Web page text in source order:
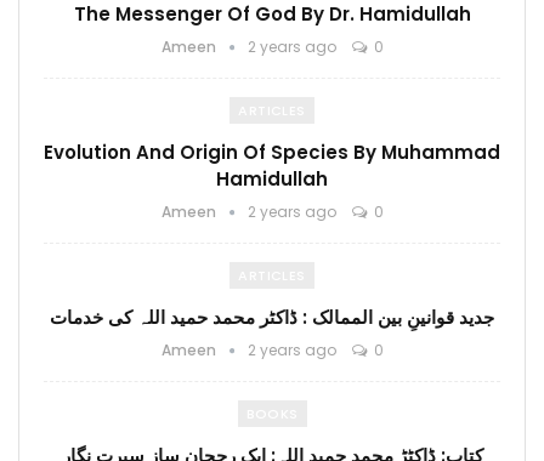
The Messenger Of God By Dr. Hamidullah
Ameen 2 years ago 0
Evolution And Origin Of Species By Muhammad
Hamidullah
Ameen 2 years ago 0
جدید قوانینِ بین الممالک : ڈاکٹر محمد حمید اللہ کی خدمات
Ameen 2 years ago 0
کتاب: ڈاکٹڑ محمد حمید اللہ: ایک رجحان ساز سیرت نگار